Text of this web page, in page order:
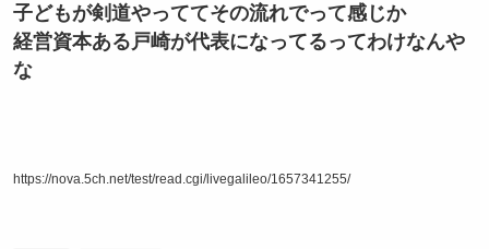
子どもが剣道やっててその流れでって感じか
経営資本ある戸崎が代表になってるってわけなんや
な
https://nova.5ch.net/test/read.cgi/livegalileo/1657341255/